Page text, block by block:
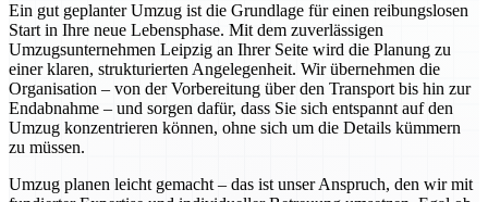
Ein gut geplanter Umzug ist die Grundlage für einen reibungslosen
Start in Ihre neue Lebensphase. Mit dem zuverlässigen
Umzugsunternehmen Leipzig an Ihrer Seite wird die Planung zu
einer klaren, strukturierten Angelegenheit. Wir übernehmen die
Organisation – von der Vorbereitung über den Transport bis hin zur
Endabnahme – und sorgen dafür, dass Sie sich entspannt auf den
Umzug konzentrieren können, ohne sich um die Details kümmern
zu müssen.
Umzug planen leicht gemacht – das ist unser Anspruch, den wir mit